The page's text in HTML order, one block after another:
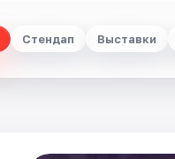
Стендап Выставки